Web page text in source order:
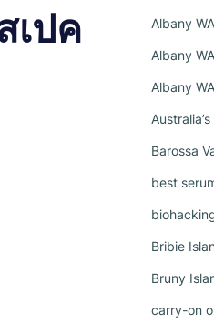
เปค
Albany
Albany
Albany
Barossa
best
Bribie
Bruny
carry-on